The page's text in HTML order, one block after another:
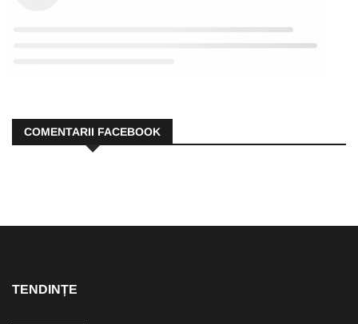
COMENTARII FACEBOOK
TENDINȚE